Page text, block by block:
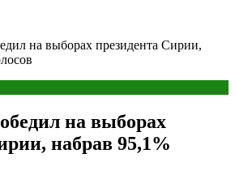
на выборах президента Сирии,
на выборах
набрав 95,1%